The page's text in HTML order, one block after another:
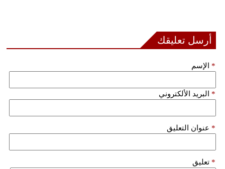
أرسل تعليقك
الإسم *
البريد الألكتروني *
عنوان التعليق *
تعليق *